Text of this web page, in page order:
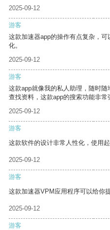
2025-09-12
游客
这款加速器app的操作有点复杂，
化。
2025-09-12
游客
这款app就像我的私人助理，随时
查找资料，这款app的搜索功能非常
2025-09-12
游客
这款软件的设计非常人性化，使用起
2025-09-12
游客
这款加速器VPM应用程序可以给你
2025-09-12
游客